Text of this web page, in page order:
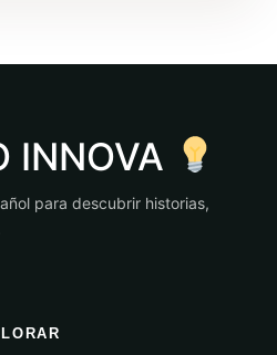
INNOVA
para descubrir historias,